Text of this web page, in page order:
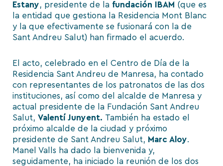
Estany, presidente de la fundación IBAM (que es
la entidad que gestiona la Residencia Mont Blanc
y la que efectivamente se fusionará con la de
Sant Andreu Salut) han firmado el acuerdo.
El acto, celebrado en el Centro de Día de la
Residencia Sant Andreu de Manresa, ha contado
con representantes de los patronatos de las dos
instituciones, así como del alcalde de Manresa y
actual presidente de la Fundación Sant Andreu
Salut, Valentí Junyent. También ha estado el
próximo alcalde de la ciudad y próximo
presidente de Sant Andreu Salut, Marc Aloy.
Manel Valls ha dado la bienvenida y,
seguidamente, ha iniciado la reunión de los dos